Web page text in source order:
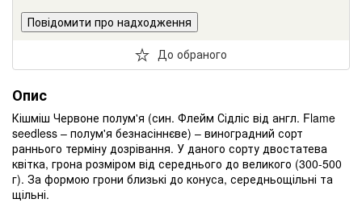
Повідомити про надходження
До обраного
Опис
Кішміш Червоне полум'я (син. Флейм Сідліс від англ. Flame
seedless – полум'я безнасіннєве) – виноградний сорт
раннього терміну дозрівання. У даного сорту двостатева
квітка, грона розміром від середнього до великого (300-500
г). За формою грони близькі до конуса, середньощільні та
щільні.